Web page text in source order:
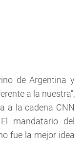
de Argentina y
a la nuestra",
a la cadena CNN
mandatario del
fue la mejor idea